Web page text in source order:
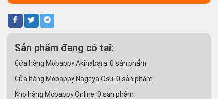
Sản phẩm đang có tại:
Cửa hàng Mobappy Akihabara: 0 sản phẩm
Cửa hàng Mobappy Nagoya Osu: 0 sản phẩm
Kho hàng Mobappy Online: 0 sản phẩm